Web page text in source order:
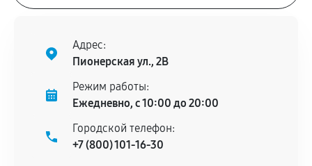
Адрес:
Пионерская ул., 2В
Режим работы:
Ежедневно, с 10:00 до 20:00
Городской телефон:
+7 (800) 101-16-30